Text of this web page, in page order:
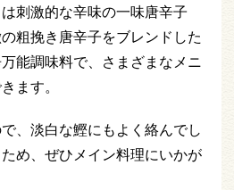
刺激的な辛味の一味唐辛子
粗挽き唐辛子をブレンドした
能調味料で、さまざまなメニ
ます。
、淡白な鰹にもよく絡んでし
め、ぜひメイン料理にいかが